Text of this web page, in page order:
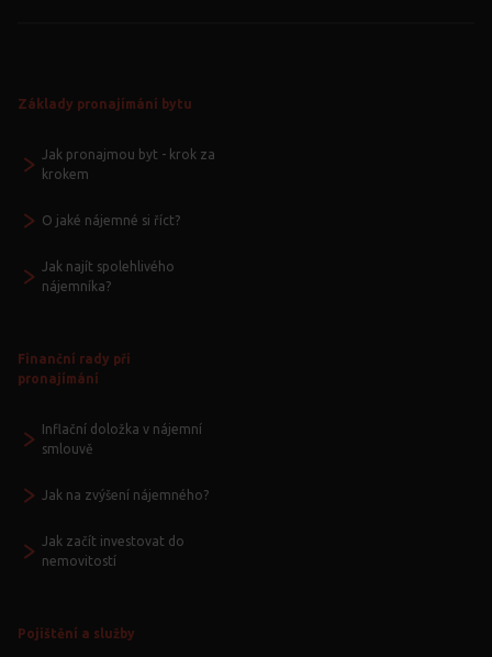
Základy pronajímání bytu
Jak pronajmou byt - krok za
krokem
O jaké nájemné si říct?
Jak najít spolehlivého
nájemníka?
Finanční rady při
pronajímání
Inflační doložka v nájemní
smlouvě
Jak na zvýšení nájemného?
Jak začít investovat do
nemovitostí
Pojištění a služby